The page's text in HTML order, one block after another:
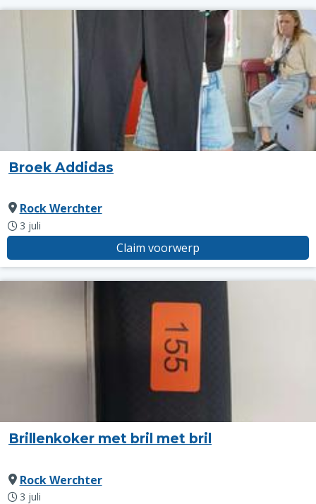
Broek Addidas
Rock Werchter
3 juli
Claim voorwerp
Brillenkoker met bril met bril
Rock Werchter
3 juli